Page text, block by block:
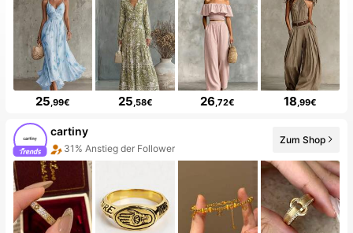
25 ,99€ 25 ,58€ 26 ,72€ 18 ,99€
cartiny
31% Anstieg der Follower
Zum Shop